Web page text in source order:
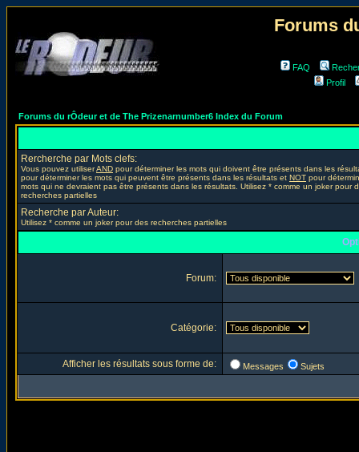
Forums
FAQ
Profil
Forums du rÔdeur et de The Prizenarnumber6 Index du Forum
Rercherche par Mots clefs:
Vous pouvez utiliserAND pour déterminer les mots qui doivent être présents dans les
pour déterminer les mots qui peuvent être présents dans les résultats et NOT pour
mots qui ne devraient pas être présents dans les résultats. Utilisez * comme un joker pour
recherches partielles
Recherche par Auteur:
Utilisez * comme un joker pour des recherches partielles
Forum:
Catégorie:
Afficher les résultats sous forme de: Messages Sujets